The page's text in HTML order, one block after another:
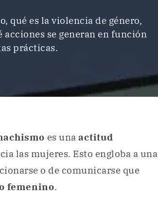
qué es la violencia de género,
se generan en función
prácticas.
es una actitud
las mujeres. Esto engloba a una
o de comunicarse que
femenino.